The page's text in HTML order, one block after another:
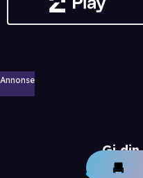
Annonse
Gi